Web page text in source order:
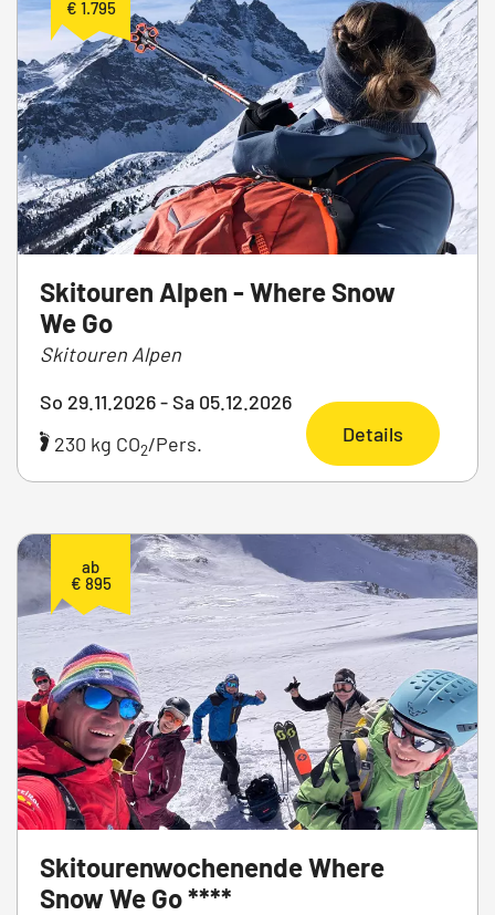
€ 1.795
Skitouren Alpen - Where Snow
We Go
Skitouren Alpen
So 29.11.2026 - Sa 05.12.2026
230 kg CO2/Pers. Details
ab
€ 895
Skitourenwochenende Where
Snow We Go ****